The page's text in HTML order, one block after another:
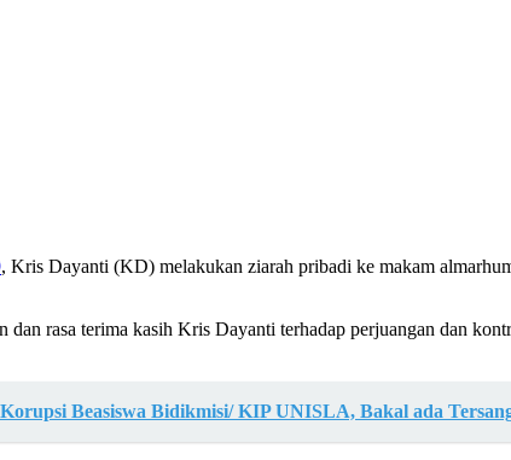
, Kris Dayanti (KD) melakukan ziarah pribadi ke makam
rasa terima kasih Kris Dayanti terhadap perjuangan dan
Beasiswa Bidikmisi/ KIP UNISLA, Bakal ada